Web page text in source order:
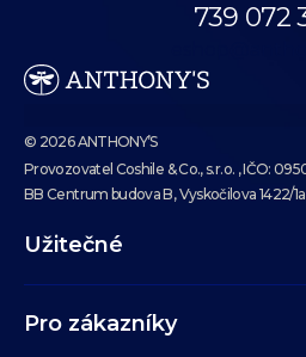
739 072
© 2026 ANTHONY’S
Provozovatel Coshile & Co., s.r.o. , IČO:
BB Centrum budova B, Vyskočilova 1422/
Užitečné
Pro zákazníky